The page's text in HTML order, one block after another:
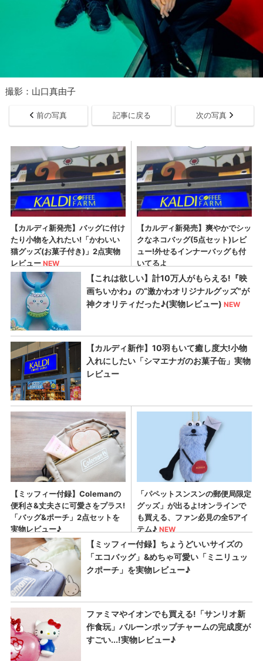
撮影：山口真由子
前の写真 記事に戻る 次の写真